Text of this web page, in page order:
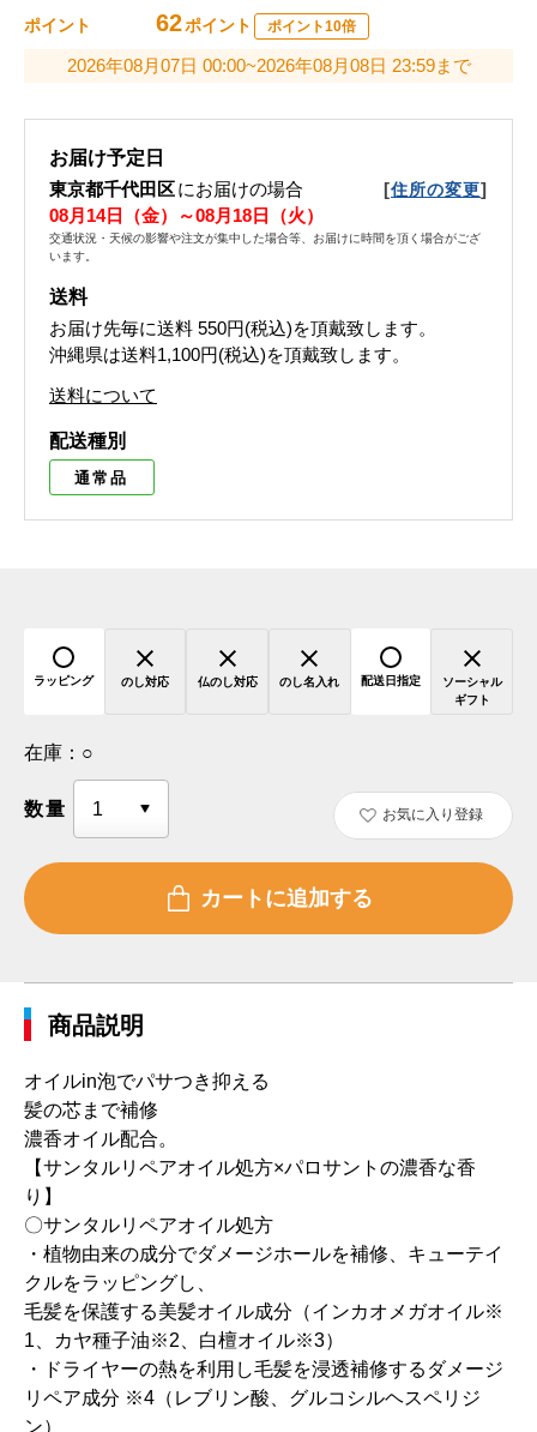
ポイント 62ポイント ポイント10倍
2026年08月07日 00:00~2026年08月08日 23:59まで
お届け予定日
東京都千代田区にお届けの場合 [住所の変更]
08月14日（金）～08月18日（火）
交通状況・天候の影響や注文が集中した場合等、お届けに時間を頂く場合がござ
います。
送料
お届け先毎に送料 550円(税込)を頂戴致します。
沖縄県は送料1,100円(税込)を頂戴致します。
送料について
配送種別
通常品
ラッピング のし対応 仏のし対応 のし名入れ 配送日指定
ソーシャル
ギフト
在庫： ○
数量 お気に入り登録
商品説明
オイルin泡でパサつき抑える
髪の芯まで補修
濃香オイル配合。
【サンタルリペアオイル処方×パロサントの濃香な香
り】
〇サンタルリペアオイル処方
・植物由来の成分でダメージホールを補修、キューテイ
クルをラッピングし、
毛髪を保護する美髪オイル成分（インカオメガオイル※
1、カヤ種子油※2、白檀オイル※3）
・ドライヤーの熱を利用し毛髪を浸透補修するダメージ
リペア成分 ※4（レブリン酸、グルコシルヘスペリジ
ン）